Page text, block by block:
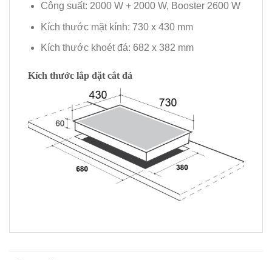
Công suất: 2000 W + 2000 W, Booster 2600 W
Kích thước mặt kính: 730 x 430 mm
Kích thước khoét đá: 682 x 382 mm
Kích thước lắp đặt cắt đá